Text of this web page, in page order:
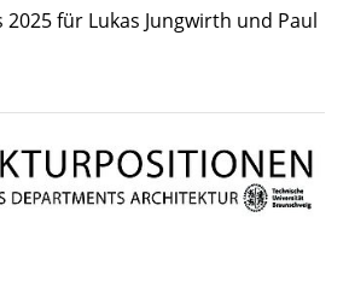
für Lukas Jungwirth und Paul